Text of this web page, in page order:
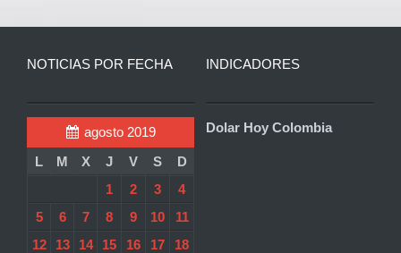
NOTICIAS POR FECHA
agosto 2019
L
M X J V S
D
1
2 3
4
5
6 7 8 9 10
11
12
13 14 15 16 17
18
INDICADORES
Dolar Hoy Colombia